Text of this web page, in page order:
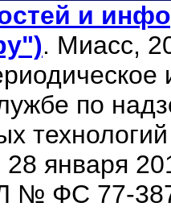
и
. Миасс,
по
января
№ ФС 77-